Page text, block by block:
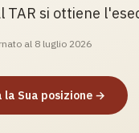
si ottiene
al 8 luglio 2026
la Sua posizione →